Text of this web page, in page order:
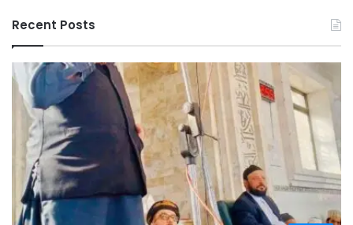
Recent Posts